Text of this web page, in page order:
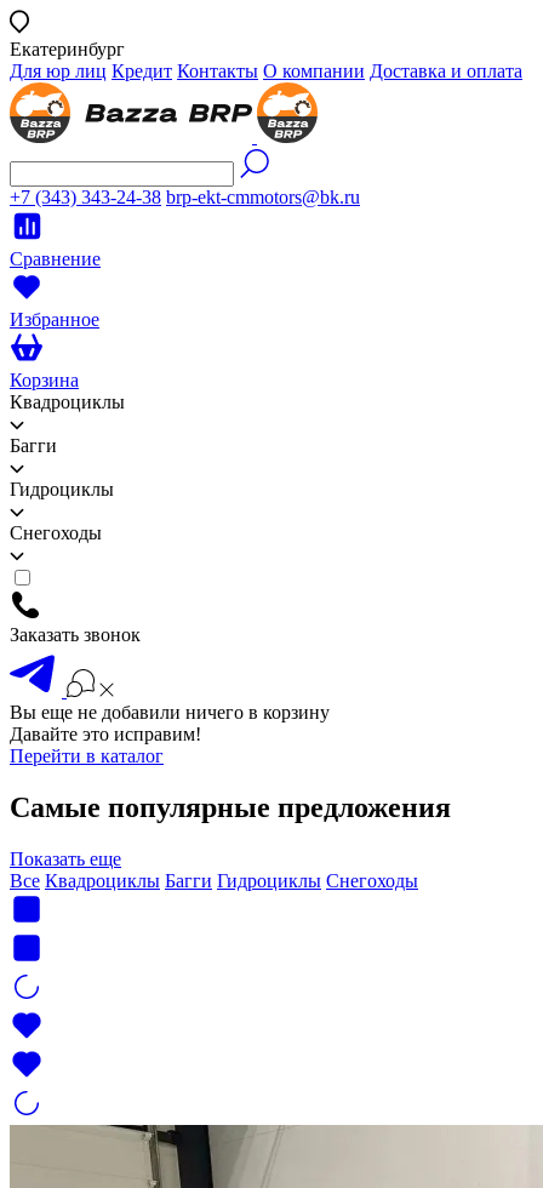
Екатеринбург
Для юр лиц Кредит Контакты О компании Доставка и оплата
+7 (343) 343-24-38 brp-ekt-cmmotors@bk.ru
Сравнение
Избранное
Корзина
Квадроциклы
Багги
Гидроциклы
Снегоходы
Заказать звонок
Вы еще не добавили ничего в корзину
Давайте это исправим!
Перейти в каталог
Самые популярные предложения
Показать еще
Все Квадроциклы Багги Гидроциклы Снегоходы